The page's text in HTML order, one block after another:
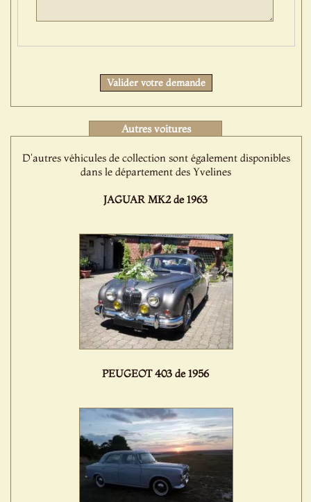
Valider votre demande
Autres voitures
D'autres véhicules de collection sont également disponibles
dans le département des Yvelines
JAGUAR MK2 de 1963
PEUGEOT 403 de 1956